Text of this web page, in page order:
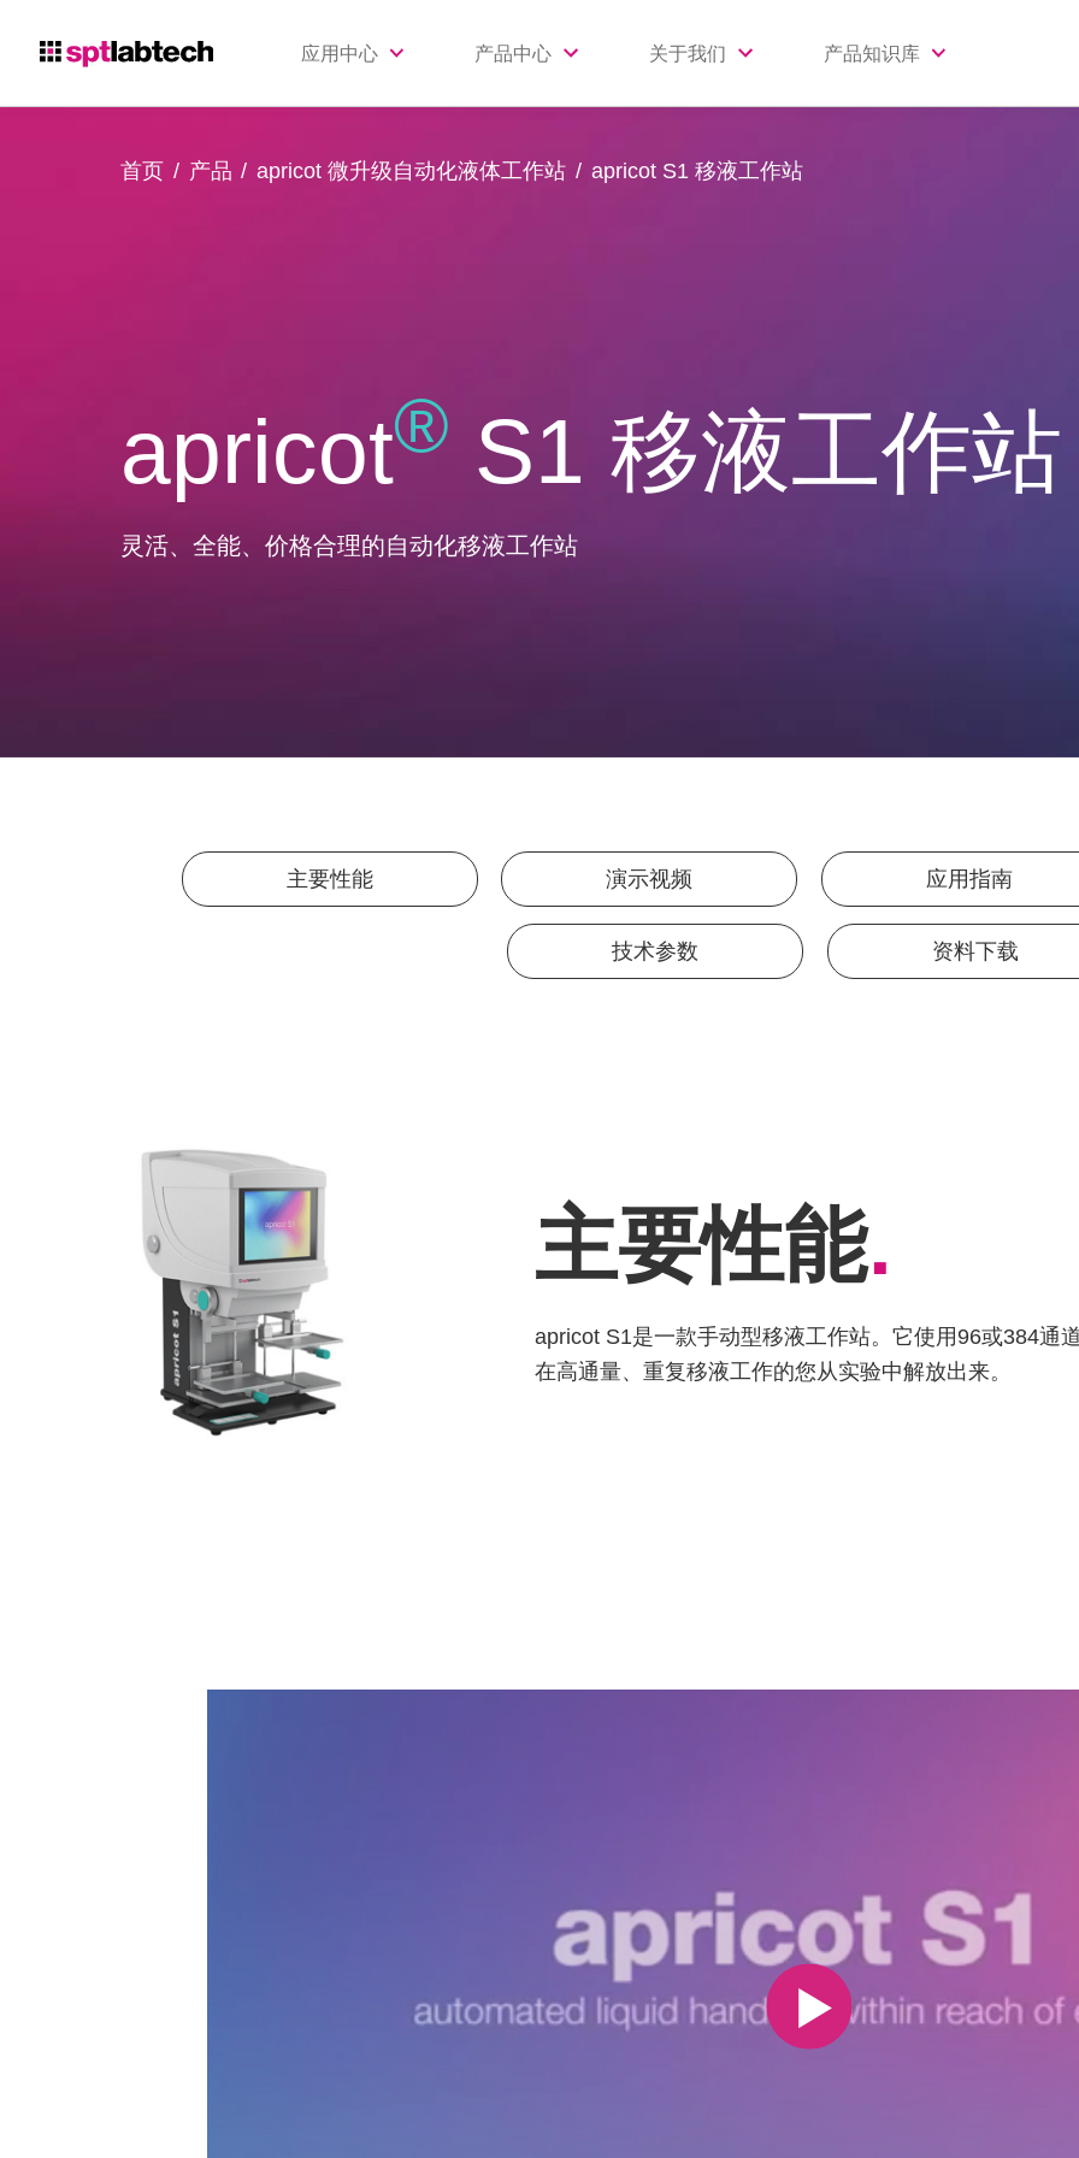
应用中心 产品中心 关于我们 产品知识库
首页 产品 apricot 微升级自动化液体工作站 apricot S1 移液工作站
apricot® S1 移液工作站
灵活、全能、价格合理的自动化移液工作站
主要性能 演示视频 应用指南
技术参数 资料下载
主要性能.
apricot S1是一款手动型移液工作站。它使用96或384通
在高通量、重复移液工作的您从实验中解放出来。